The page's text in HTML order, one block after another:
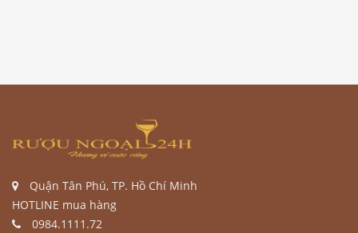
Quận Tân Phú, TP. Hồ Chí Minh
HOTLINE mua hàng
0984.1111.72